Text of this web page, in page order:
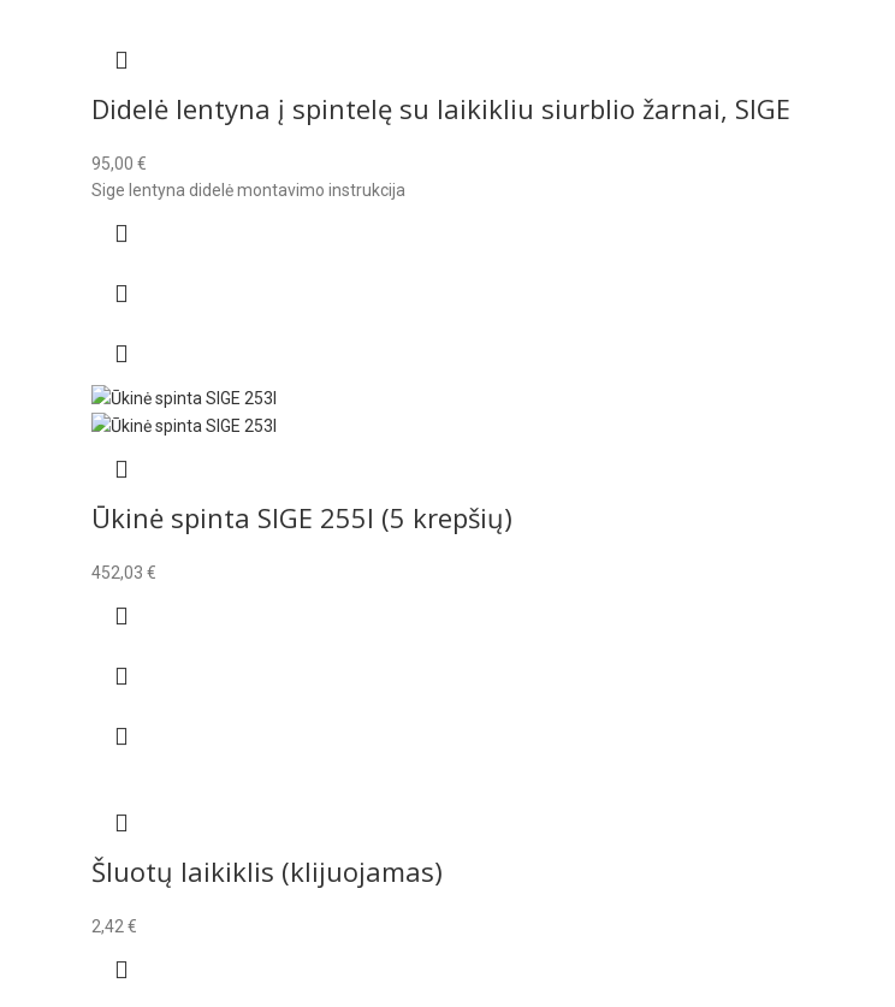
Didelė lentyna į spintelę su laikikliu siurblio žarnai, SIGE
95,00 €
Sige lentyna didelė montavimo instrukcija
Ūkinė spinta SIGE 255I (5 krepšių)
452,03 €
Šluotų laikiklis (klijuojamas)
2,42€